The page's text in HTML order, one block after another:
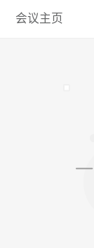
会议主页